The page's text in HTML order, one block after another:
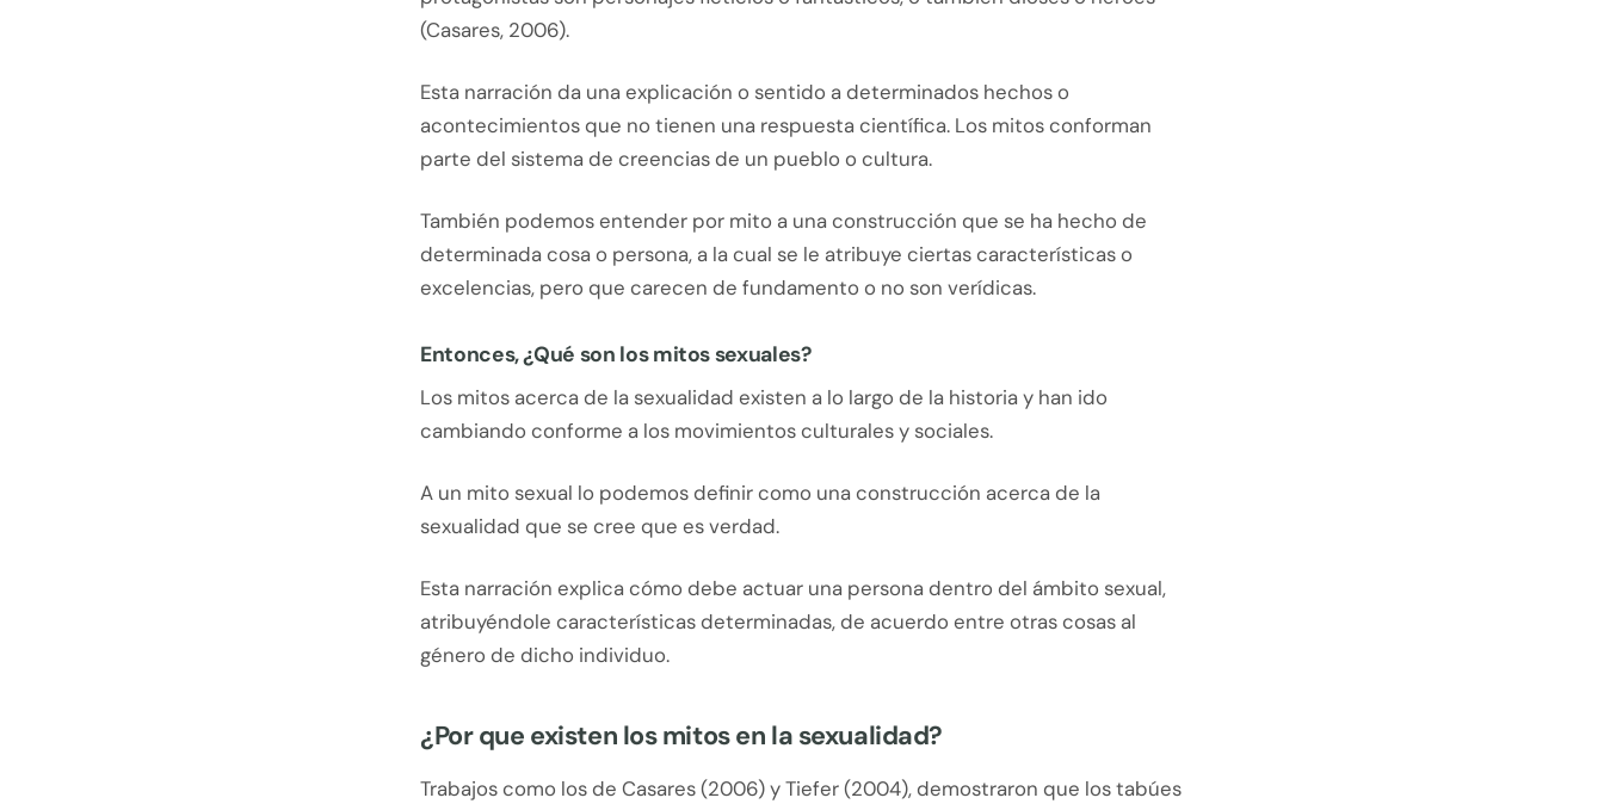
(Casares, 2006).
Esta narración da una explicación o sentido a determinados hechos o
acontecimientos que no tienen una respuesta científica. Los mitos conforman
parte del sistema de creencias de un pueblo o cultura.
También podemos entender por mito a una construcción que se ha hecho de
determinada cosa o persona, a la cual se le atribuye ciertas características o
excelencias, pero que carecen de fundamento o no son verídicas.
Entonces, ¿Qué son los mitos sexuales?
Los mitos acerca de la sexualidad existen a lo largo de la historia y han ido
cambiando conforme a los movimientos culturales y sociales.
A un mito sexual lo podemos definir como una construcción acerca de la
sexualidad que se cree que es verdad.
Esta narración explica cómo debe actuar una persona dentro del ámbito sexual,
atribuyéndole características determinadas, de acuerdo entre otras cosas al
género de dicho individuo.
¿Por que existen los mitos en la sexualidad?
Trabajos como los de Casares (2006) y Tiefer (2004), demostraron que los tabúes